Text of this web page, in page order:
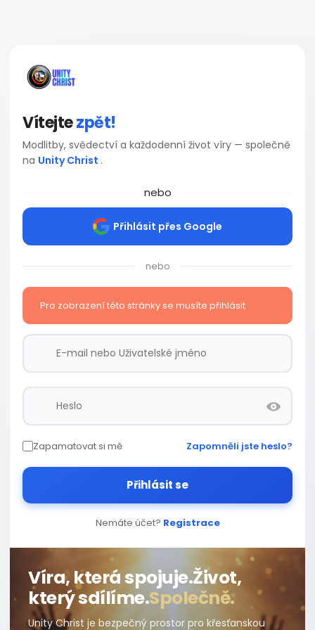
Vítejtezpět!
Modlitby, svědectví a každodenní život víry — společně
na Unity Christ .
nebo
Přihlásit přes Google
nebo
Pro zobrazení této stránky se musíte přihlásit
Zapamatovat si mě Zapomněli jste heslo?
Přihlásit se
Nemáte účet? Registrace
Víra, která spojuje.Život,
který sdílíme.Společně.
Unity Christ je bezpečný prostor pro křesťanskou